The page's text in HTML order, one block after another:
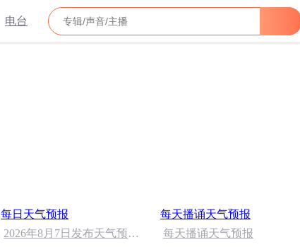
电台
每日天气预报
2026年8月7日发布天气预报
每天播诵天气预报
每天播诵天气预报